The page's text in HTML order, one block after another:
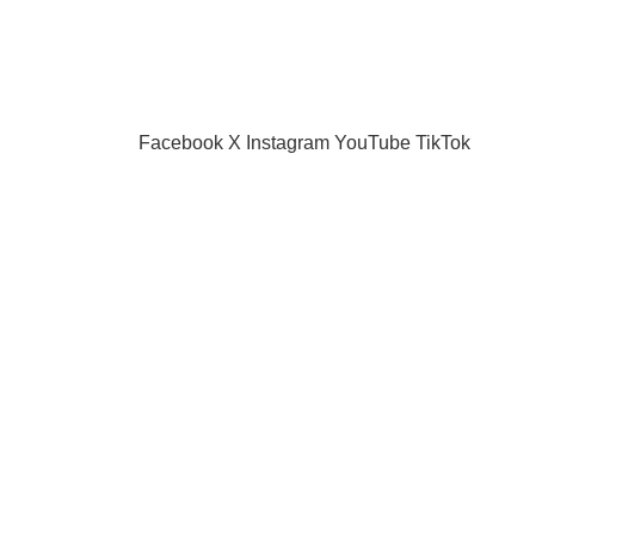
Facebook X Instagram YouTube TikTok